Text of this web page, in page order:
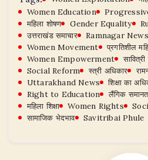
Women Education
महिला शोषण
Gender Equality
उत्तराखंड समाचार
Ramnagar News
Women Movement
प्रगतिशील
Women Empowerment
Social Reform
स्त्री अधिकार
Uttarakhand News
शिक्षा का
Right to Education
लैंगिक
महिला शिक्षा
Women Rights
सामाजिक भेदभाव
Savitribai Phule